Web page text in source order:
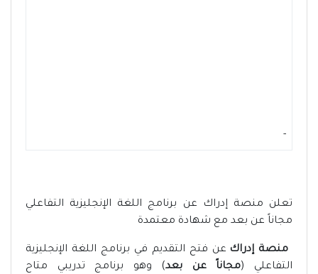
-
تعلن منصة إدراك عن برنامج اللغة الإنجليزية التفاعلي
مجاناً عن بعد مع شهادة معتمدة
منصة إدراك عن فتح التقديم في برنامج اللغة الإنجليزية
التفاعلي (مجاناً عن بعد) وهو برنامج تدريبي متاح